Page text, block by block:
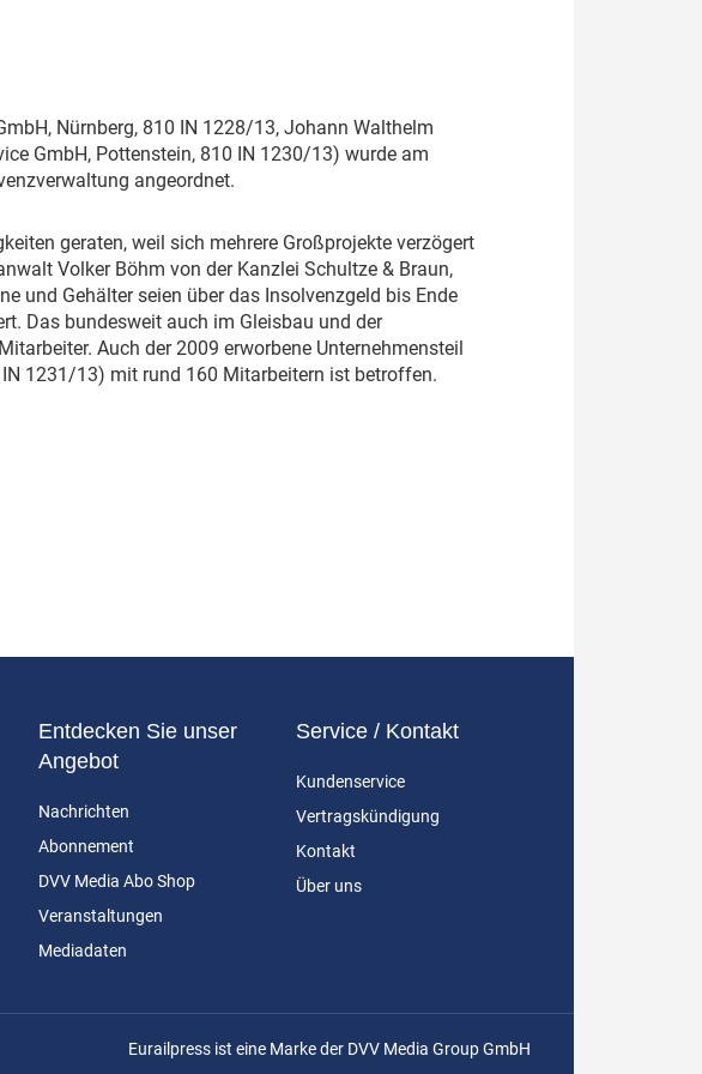
Nürnberg, 810 IN 1228/13, Johann Walthelm
GmbH, Pottenstein, 810 IN 1230/13) wurde am
angeordnet.
geraten, weil sich mehrere Großprojekte verzögert
Volker Böhm von der Kanzlei Schultze & Braun,
und Gehälter seien über das Insolvenzgeld bis Ende
Das bundesweit auch im Gleisbau und der
Auch der 2009 erworbene Unternehmensteil
1231/13) mit rund 160 Mitarbeitern ist betroffen.
Entdecken Sie unser
Angebot
Nachrichten
Abonnement
DVV Media Abo Shop
Veranstaltungen
Mediadaten
Service / Kontakt
Kundenservice
Vertragskündigung
Kontakt
Über uns
Eurailpress ist eine Marke der DVV Media Group GmbH